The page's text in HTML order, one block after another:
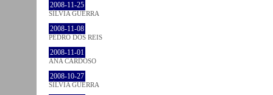
2008-11-25
SÍLVIA GUERRA
2008-11-08
PEDRO DOS REIS
2008-11-01
ANA CARDOSO
2008-10-27
SÍLVIA GUERRA